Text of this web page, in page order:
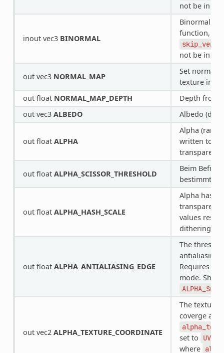
not be in
inout vec3 BINORMAL
Binormal
function, in
not be in
out vec3 NORMAL_MAP
Set normal
texture
out float NORMAL_MAP_DEPTH Depth from
out vec3 ALBEDO Albedo
out float ALPHA
Alpha
written to,
transparent
out float ALPHA_SCISSOR_THRESHOLD
Beim
bestimmten
out float ALPHA_HASH_SCALE
Alpha hash
values
dithering
out float ALPHA_ANTIALIASING_EDGE
The
antialiasing
Requires the
mode.
out vec2 ALPHA_TEXTURE_COORDINATE
The texture
coverge
set to UV
where